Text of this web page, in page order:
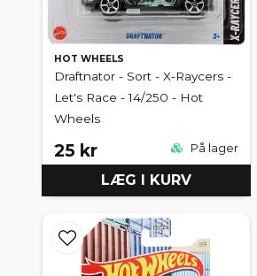
HOT WHEELS
Draftnator - Sort - X-Raycers -
Let's Race - 14/250 - Hot
Wheels
25 kr På lager
LÆG I KURV